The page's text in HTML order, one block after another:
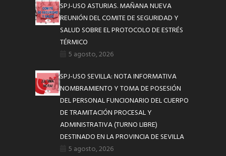
SPJ-USO ASTURIAS. MAÑANA NUEVA
REUNIÓN DEL COMITE DE SEGURIDAD Y
SALUD SOBRE EL PROTOCOLO DE ESTRÉS
TÉRMICO
5 agosto, 2026
SPJ-USO SEVILLA: NOTA INFORMATIVA
NOMBRAMIENTO Y TOMA DE POSESIÓN
DEL PERSONAL FUNCIONARIO DEL CUERPO
DE TRAMITACIÓN PROCESAL Y
ADMINISTRATIVA (TURNO LIBRE)
DESTINADO EN LA PROVINCIA DE SEVILLA
5 agosto, 2026